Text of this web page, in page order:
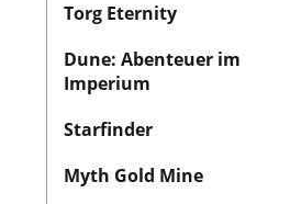
Torg Eternity
Dune: Abenteuer im
Imperium
Starfinder
Myth Gold Mine